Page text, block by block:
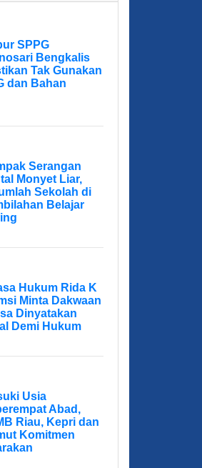
SPPG
Bengkalis
Tak Gunakan
dan Bahan
Serangan
Monyet Liar,
Sekolah di
Belajar
Hukum Rida K
Minta Dakwaan
Dinyatakan
Demi Hukum
Usia
Abad,
Riau, Kepri dan
Komitmen